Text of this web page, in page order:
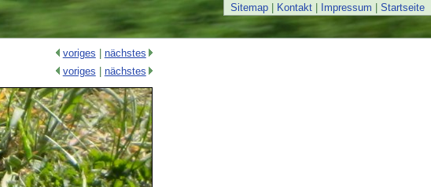
Sitemap Kontakt Impressum Startseite
voriges
nächstes
voriges nächstes